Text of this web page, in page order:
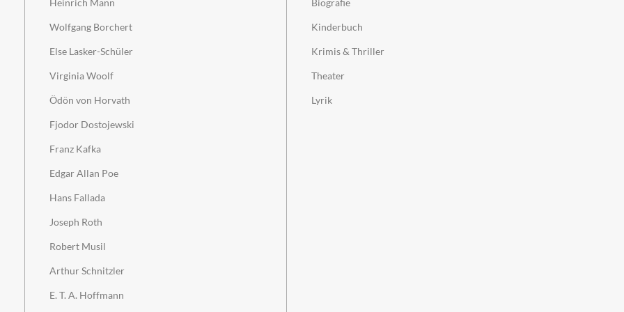
Heinrich Mann
Wolfgang Borchert
Else Lasker-Schüler
Virginia Woolf
Ödön von Horvath
Fjodor Dostojewski
Franz Kafka
Edgar Allan Poe
Hans Fallada
Joseph Roth
Robert Musil
Arthur Schnitzler
E. T. A. Hoffmann
Biografie
Kinderbuch
Krimis & Thriller
Theater
Lyrik